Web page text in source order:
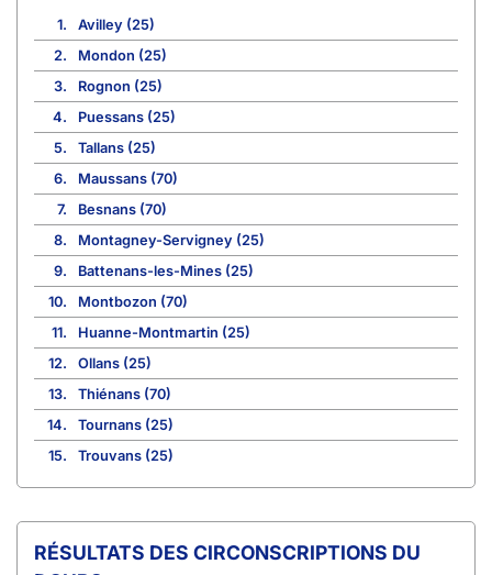
1.
Avilley (25)
2.
Mondon (25)
3.
Rognon (25)
4.
Puessans (25)
5.
Tallans (25)
6.
Maussans (70)
7.
Besnans (70)
8.
Montagney-Servigney (25)
9.
Battenans-les-Mines (25)
10.
Montbozon (70)
11.
Huanne-Montmartin (25)
12.
Ollans (25)
13.
Thiénans (70)
14.
Tournans (25)
15.
Trouvans (25)
CIRCONSCRIPTIONS DU